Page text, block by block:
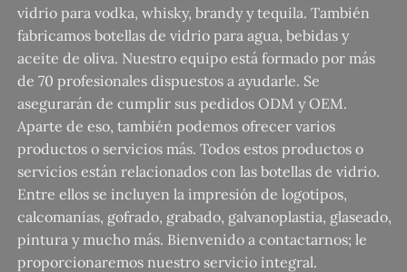
vidrio para vodka, whisky, brandy y tequila. También
fabricamos botellas de vidrio para agua, bebidas y
aceite de oliva. Nuestro equipo está formado por más
de 70 profesionales dispuestos a ayudarle. Se
asegurarán de cumplir sus pedidos ODM y OEM.
Aparte de eso, también podemos ofrecer varios
productos o servicios más. Todos estos productos o
servicios están relacionados con las botellas de vidrio.
Entre ellos se incluyen la impresión de logotipos,
calcomanías, gofrado, grabado, galvanoplastia, glaseado,
pintura y mucho más. Bienvenido a contactarnos; le
proporcionaremos nuestro servicio integral.